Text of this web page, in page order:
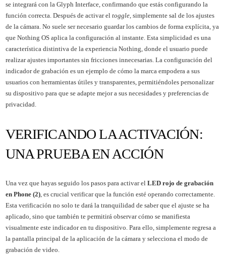
se integrará con la Glyph Interface, confirmando que estás configurando la
función correcta. Después de activar el toggle, simplemente sal de los ajustes
de la cámara. No suele ser necesario guardar los cambios de forma explícita, ya
que Nothing OS aplica la configuración al instante. Esta simplicidad es una
característica distintiva de la experiencia Nothing, donde el usuario puede
realizar ajustes importantes sin fricciones innecesarias. La configuración del
indicador de grabación es un ejemplo de cómo la marca empodera a sus
usuarios con herramientas útiles y transparentes, permitiéndoles personalizar
su dispositivo para que se adapte mejor a sus necesidades y preferencias de
privacidad.
VERIFICANDO LA ACTIVACIÓN:
UNA PRUEBA EN ACCIÓN
Una vez que hayas seguido los pasos para activar el LED rojo de grabación
en Phone (2), es crucial verificar que la función esté operando correctamente.
Esta verificación no solo te dará la tranquilidad de saber que el ajuste se ha
aplicado, sino que también te permitirá observar cómo se manifiesta
visualmente este indicador en tu dispositivo. Para ello, simplemente regresa a
la pantalla principal de la aplicación de la cámara y selecciona el modo de
grabación de video.